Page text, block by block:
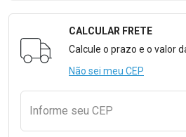
Formulário para Calcular
CALCULAR FRETE
Calcule o prazo e o valor
Não sei meu CEP
Informe seu CEP